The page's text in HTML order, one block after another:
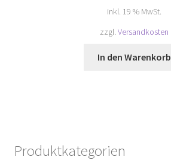
inkl. 19 % MwSt.
zzgl. Versandkosten
In den Warenkorb
Produktkategorien